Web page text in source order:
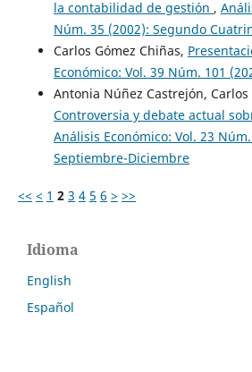
la contabilidad de gestión ,
Núm. 35 (2002): Segundo
Carlos Gómez Chiñas,
Económico: Vol. 39 Núm. 101
Antonia Núñez Castrejón, Carlos
Controversia y debate actual
Análisis Económico: Vol. 23
Septiembre-Diciembre
<< < 1 2 3 4 5 6 > >>
Idioma
English
Español